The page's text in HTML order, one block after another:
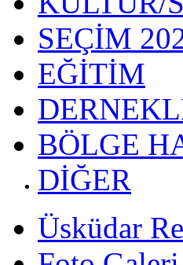
SEÇİM
EĞİTİM
BÖLGE
DİĞER
Üsküdar